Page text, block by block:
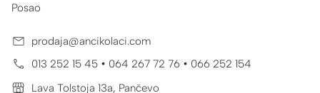
Posao
prodaja@ancikolaci.com
013 252 15 45 • 064 267 72 76 • 066 252 154
Lava Tolstoja 13a, Pančevo